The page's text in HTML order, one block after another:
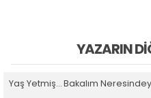
YAZARIN
Yaş Yetmiş… Bakalım